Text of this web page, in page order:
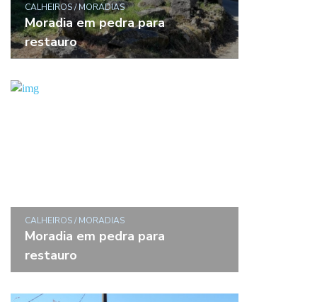
CALHEIROS / MORADIAS
Moradia em pedra para
restauro
CALHEIROS / MORADIAS
Moradia em pedra para
restauro